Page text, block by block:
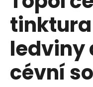
ledviny
cévní